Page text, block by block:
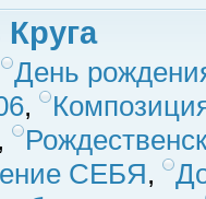
День
,
,
СЕБЯ,